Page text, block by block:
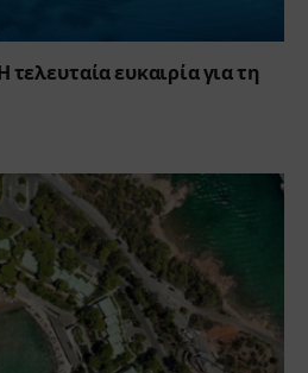
ευκαιρία για τη